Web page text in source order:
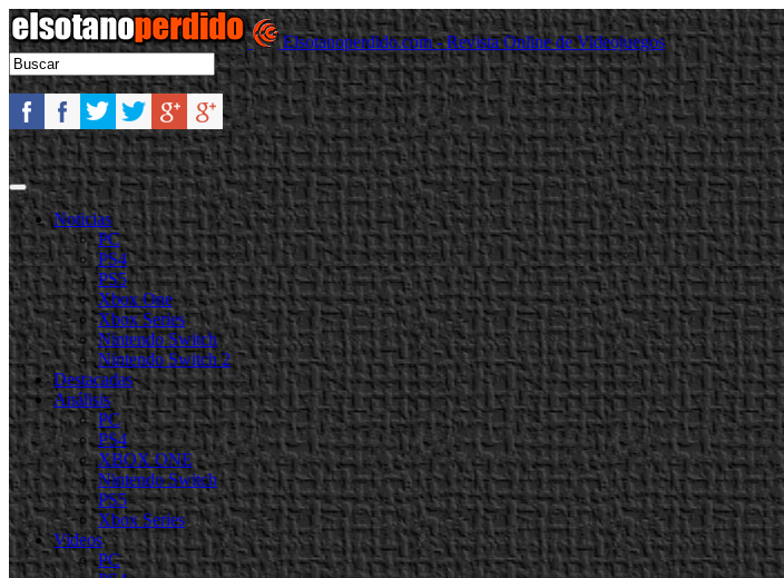
Elsotanoperdido.com - Revista Online de Videojuegos
Noticias
PC
PS4
PS5
Xbox One
Xbox Series
Nintendo Switch
Nintendo Switch 2
Destacadas
Análisis
PC
PS4
XBOX ONE
Nintendo Switch
PS5
Xbox Series
Videos
PC